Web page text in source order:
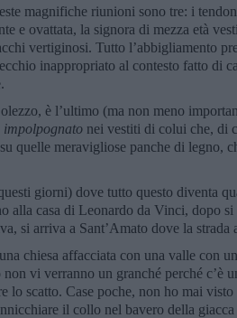
magnifiche riunioni sono tre: i
e ovattata, la signora di mezza età
vertiginosi. Tutto l’abbigliamento
inappropriato al contesto fatto di
è l’ultimo (ma non meno
impolpognato nei vestiti di colui che, di
quelle meravigliose panche di legno,
giorni) dove tutto questo diventa
alla casa di Leonardo da Vinci, dopo
si arriva a Sant’Amato dove la strada
chiesa affacciata con una valle con
vi verranno un granché perché c’è
lo scatto. Case poche, non ho mai
il collo nel bavero della